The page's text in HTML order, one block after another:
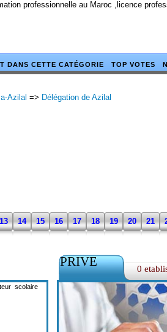
professionnelle au Maroc ,licence
DANS CETTE CATÉGORIE TOP VOTES
Azilal => Délégation de Azilal
13 14 15 16 17 18 19 20 21
scolaire
PRIVE 0